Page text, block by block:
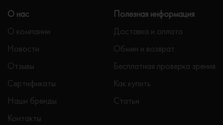
О нас
О компании
Новости
Отзывы
Сертификаты
Наши бренды
Контакты
Полезная информация
Доставка и оплата
Обмен и возврат
Бесплатная проверка зрения
Как купить
Статьи